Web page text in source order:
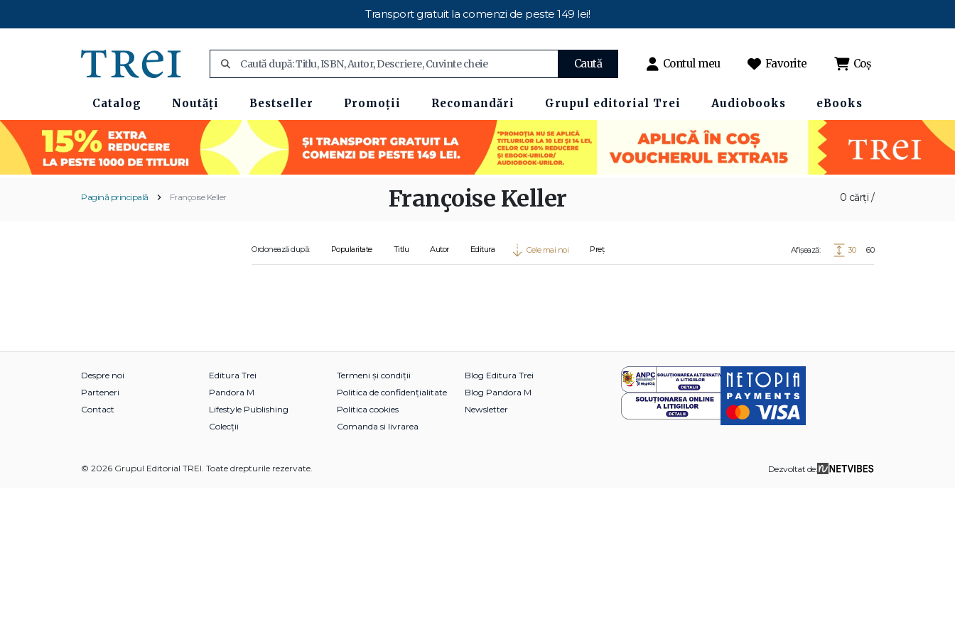
Transport gratuit la comenzi de peste 149 lei!
Caută Contul meu Favorite Coș
Catalog Noutăți Bestseller Promoții Recomandări Grupul editorial Trei Audiobooks eBooks
Pagină principală Françoise Keller 0 cărți /
Françoise Keller
Ordonează după: Popularitate Titlu Autor Editura Cele mai noi Preț Afișează: 30 60
Despre noi
Parteneri
Contact
Editura Trei
Pandora M
Lifestyle Publishing
Colecții
Termeni și condiții
Politica de confidențialitate
Politica cookies
Comanda si livrarea
Blog Editura Trei
Blog Pandora M
Newsletter
© 2026 Grupul Editorial TREI. Toate drepturile rezervate. Dezvoltat de: